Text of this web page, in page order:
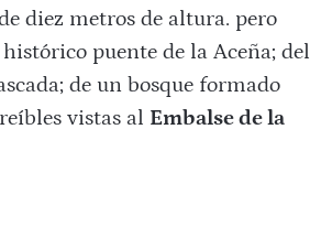
diez metros de altura. pero
puente de la Aceña; del
de un bosque formado
vistas al Embalse de la